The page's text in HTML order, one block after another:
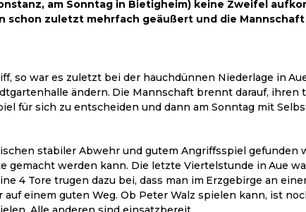
am Sonntag in Bietigheim) keine Zweifel
schon zuletzt mehrfach geäußert und die
so war es zuletzt bei der hauchdünnen Niederlage in
ändern. Die Mannschaft brennt darauf, ihren
für sich zu entscheiden und dann am Sonntag mit
stabiler Abwehr und gutem Angriffsspiel
gemacht werden kann. Die letzte Viertelstunde in Aue
4 Tore trugen dazu bei, dass man im Erzgebirge an
einem guten Weg. Ob Peter Walz spielen kann, ist